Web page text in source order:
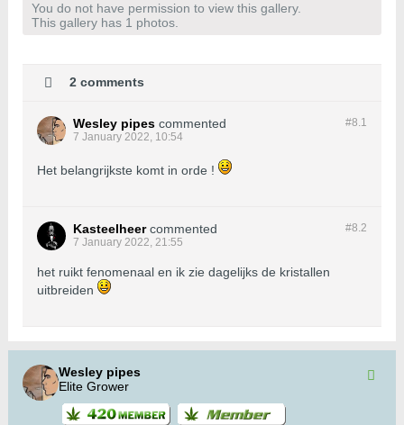
You do not have permission to view this gallery.
This gallery has 1 photos.
2 comments
#8.1
Wesley pipes commented
7 January 2022, 10:54
Het belangrijkste komt in orde !
#8.2
Kasteelheer commented
7 January 2022, 21:55
het ruikt fenomenaal en ik zie dagelijks de kristallen
uitbreiden
Wesley pipes
Elite Grower